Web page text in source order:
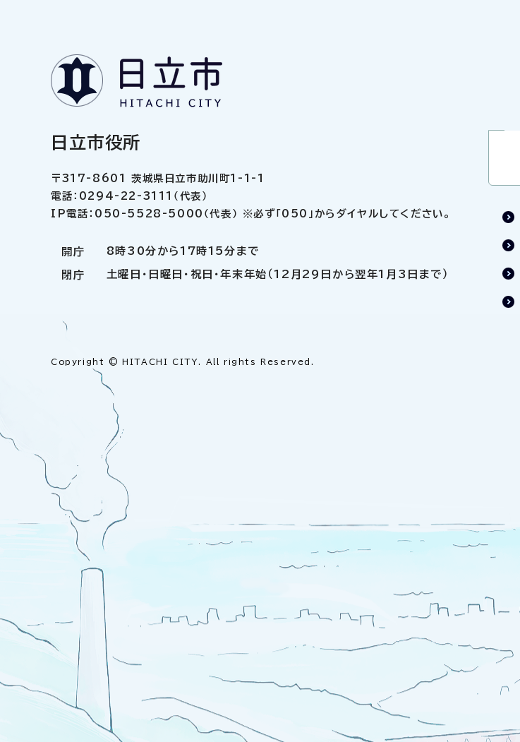
日立市役所
〒317-8601 茨城県日立市助川町1-1-1
電話：0294-22-3111（代表）
IP電話：050-5528-5000（代表） ※必ず「050」からダイヤルしてください。
開庁 8時30分から17時15分まで
閉庁 土曜日・日曜日・祝日・年末年始（12月29日から翌年1月3日まで）
Copyright © HITACHI CITY. All rights Reserved.